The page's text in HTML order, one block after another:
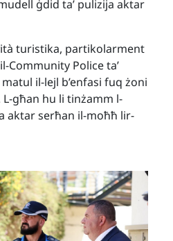
ġdid ta’ pulizija aktar
turistika, partikolarment
Community Police ta’
il-lejl b’enfasi fuq żoni
għan hu li tinżamm l-
aktar serħan il-moħħ lir-